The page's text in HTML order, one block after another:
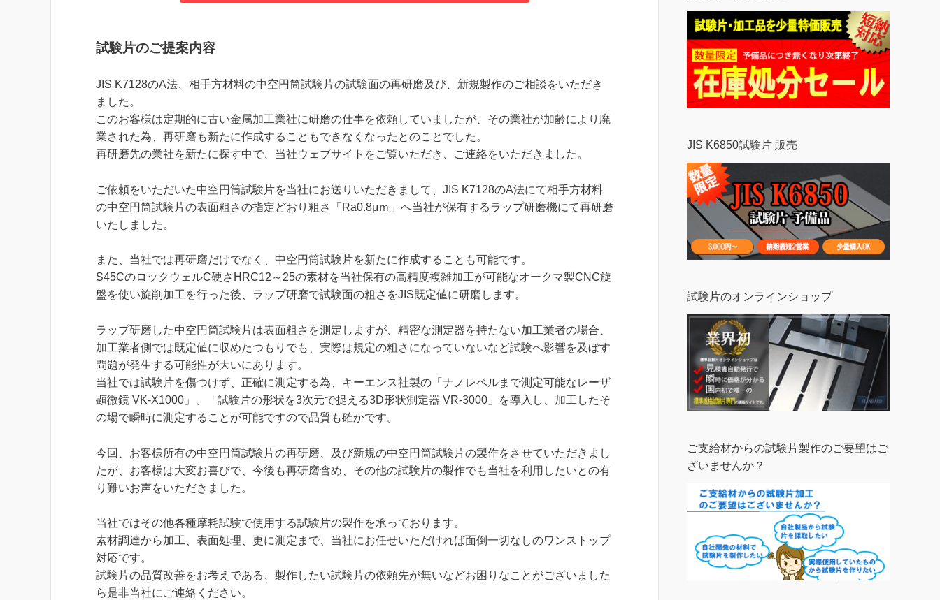
試験片のご提案内容
JIS K7128のA法、相手方材料の中空円筒試験片の試験面の再研磨及び、新規製作のご相談をいただき
ました。
このお客様は定期的に古い金属加工業社に研磨の仕事を依頼していましたが、その業社が加齢により廃
業された為、再研磨も新たに作成することもできなくなったとのことでした。
再研磨先の業社を新たに探す中で、当社ウェブサイトをご覧いただき、ご連絡をいただきました。
ご依頼をいただいた中空円筒試験片を当社にお送りいただきまして、JIS K7128のA法にて相手方材料
の中空円筒試験片の表面粗さの指定どおり粗さ「Ra0.8μｍ」へ当社が保有するラップ研磨機にて再研磨
いたしました。
また、当社では再研磨だけでなく、中空円筒試験片を新たに作成することも可能です。
S45CのロックウェルC硬さHRC12～25の素材を当社保有の高精度複雑加工が可能なオークマ製CNC旋
盤を使い旋削加工を行った後、ラップ研磨で試験面の粗さをJIS既定値に研磨します。
ラップ研磨した中空円筒試験片は表面粗さを測定しますが、精密な測定器を持たない加工業者の場合、
加工業者側では既定値に収めたつもりでも、実際は規定の粗さになっていないなど試験へ影響を及ぼす
問題が発生する可能性が大いにあります。
当社では試験片を傷つけず、正確に測定する為、キーエンス社製の「ナノレベルまで測定可能なレーザ
顕微鏡 VK-X1000」、「試験片の形状を3次元で捉える3D形状測定器 VR-3000」を導入し、加工したそ
の場で瞬時に測定することが可能ですので品質も確かです。
今回、お客様所有の中空円筒試験片の再研磨、及び新規の中空円筒試験片の製作をさせていただきまし
たが、お客様は大変お喜びで、今後も再研磨含め、その他の試験片の製作でも当社を利用したいとの有
り難いお声をいただきました。
当社ではその他各種摩耗試験で使用する試験片の製作を承っております。
素材調達から加工、表面処理、更に測定まで、当社にお任せいただければ面倒一切なしのワンストップ
対応です。
試験片の品質改善をお考えである、製作したい試験片の依頼先が無いなどお困りなことがございました
ら是非当社にご連絡ください。
JIS K6850試験片 販売
試験片のオンラインショップ
ご支給材からの試験片製作のご要望はご
ざいませんか？